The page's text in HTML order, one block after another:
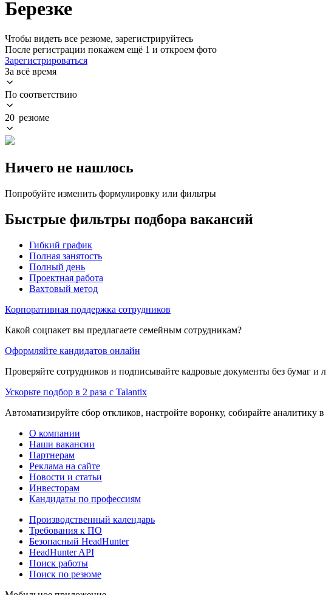
Березке
Чтобы видеть все резюме, зарегистрируйтесь
После регистрации покажем ещё 1 и откроем фото
Зарегистрироваться
За всё время
По соответствию
20 резюме
Ничего не нашлось
Попробуйте изменить формулировку или фильтры
Быстрые фильтры подбора вакансий
Гибкий график
Полная занятость
Полный день
Проектная работа
Вахтовый метод
Корпоративная поддержка сотрудников
Какой соцпакет вы предлагаете семейным сотрудникам?
Оформляйте кандидатов онлайн
Проверяйте сотрудников и подписывайте кадровые документы без бумаг и
Ускорьте подбор в 2 раза с Talantix
Автоматизируйте сбор откликов, настройте воронку, собирайте аналитику
О компании
Наши вакансии
Партнерам
Реклама на сайте
Новости и статьи
Инвесторам
Кандидаты по профессиям
Производственный календарь
Требования к ПО
Безопасный HeadHunter
HeadHunter API
Поиск работы
Поиск по резюме